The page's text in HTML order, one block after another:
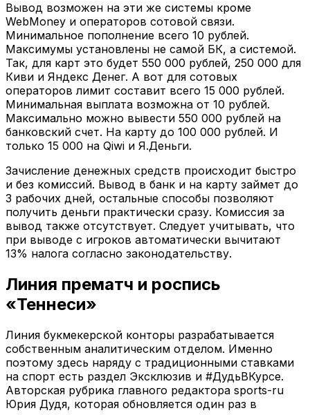
Вывод возможен на эти же системы кроме
WebMoney и операторов сотовой связи.
Минимальное пополнение всего 10 рублей.
Максимумы установлены не самой БК, а системой.
Так, для карт это будет 550 000 рублей, 250 000 для
Киви и Яндекс Денег. А вот для сотовых
операторов лимит составит всего 15 000 рублей.
Минимальная выплата возможна от 10 рублей.
Максимально можно вывести 550 000 рублей на
банковский счет. На карту до 100 000 рублей. И
только 15 000 на Qiwi и Я.Деньги.
Зачисление денежных средств происходит быстро
и без комиссий. Вывод в банк и на карту займет до
3 рабочих дней, остальные способы позволяют
получить деньги практически сразу. Комиссия за
вывод также отсутствует. Следует учитывать, что
при выводе с игроков автоматически вычитают
13% налога согласно законодательству.
Линия прематч и роспись
«Теннеси»
Линия букмекерской конторы разрабатывается
собственным аналитическим отделом. Именно
поэтому здесь наряду с традиционными ставками
на спорт есть раздел Эксклюзив и #ДудьВКурсе.
Авторская рубрика главного редактора sports-ru
Юрия Дудя, которая обновляется один раз в